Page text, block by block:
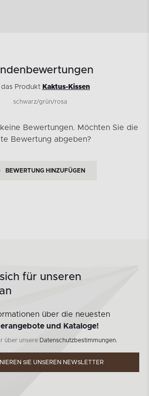
Produkt Kaktus-Kissen
schwarz/grün/rosa
Bewertungen. Möchten Sie die
Bewertung abgeben?
BEWERTUNG HINZUFÜGEN
für unseren
über die neuesten
und Kataloge!
über unsere Datenschutzbestimmungen.
SIE UNSEREN NEWSLETTER